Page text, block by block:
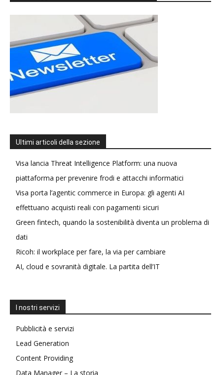
Ultimi articoli della sezione
Visa lancia Threat Intelligence Platform: una nuova
piattaforma per prevenire frodi e attacchi informatici
Visa porta l’agentic commerce in Europa: gli agenti AI
effettuano acquisti reali con pagamenti sicuri
Green fintech, quando la sostenibilità diventa un problema di
dati
Ricoh: il workplace per fare, la via per cambiare
AI, cloud e sovranità digitale. La partita dell’IT
I nostri servizi
Pubblicità e servizi
Lead Generation
Content Providing
Data Manager – La storia